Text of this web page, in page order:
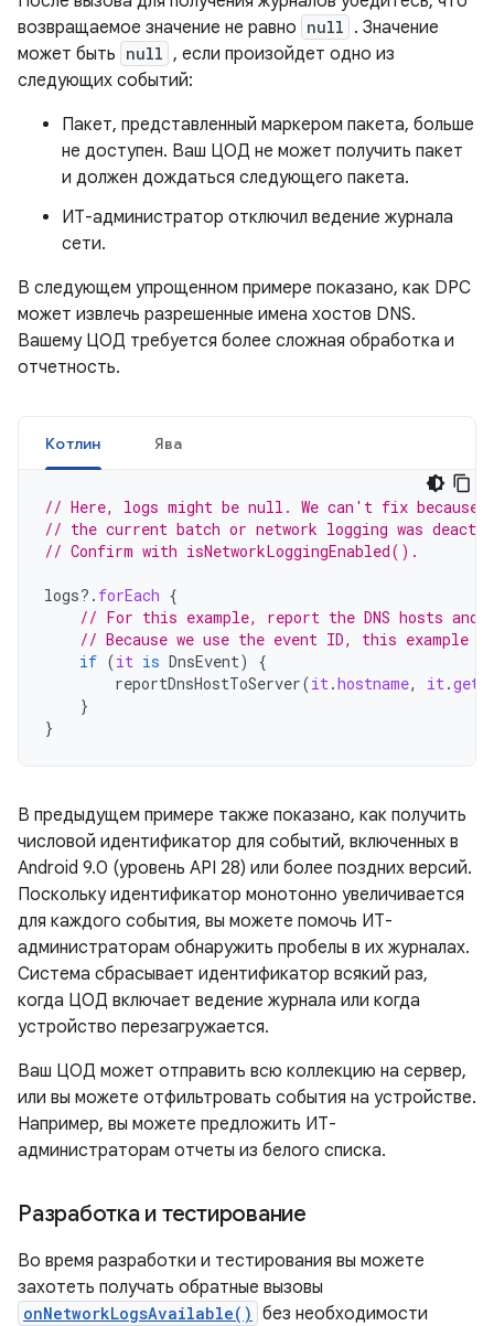
возвращаемое значение не равно null . Значение
может быть null , если произойдет одно из
следующих событий:
Пакет, представленный маркером пакета, больше
не доступен. Ваш ЦОД не может получить пакет
и должен дождаться следующего пакета.
ИТ-администратор отключил ведение журнала
сети.
В следующем упрощенном примере показано, как DPC
может извлечь разрешенные имена хостов DNS.
Вашему ЦОД требуется более сложная обработка и
отчетность.
Котлин Ява
// Here, logs might be null. We can't fix because
// the current batch or network logging was
// Confirm with isNetworkLoggingEnabled().
logs?. forEach {
// For this example, report the DNS hosts
// Because we use the event ID, this example
if (it is DnsEvent)
{
reportDnsHostToServer(it.hostname, it.
}
}
В предыдущем примере также показано, как получить
числовой идентификатор для событий, включенных в
Android 9.0 (уровень API 28) или более поздних версий.
Поскольку идентификатор монотонно увеличивается
для каждого события, вы можете помочь ИТ-
администраторам обнаружить пробелы в их журналах.
Система сбрасывает идентификатор всякий раз,
когда ЦОД включает ведение журнала или когда
устройство перезагружается.
Ваш ЦОД может отправить всю коллекцию на сервер,
или вы можете отфильтровать события на устройстве.
Например, вы можете предложить ИТ-
администраторам отчеты из белого списка.
Разработка и тестирование
Во время разработки и тестирования вы можете
захотеть получать обратные вызовы
onNetworkLogsAvailable() без необходимости